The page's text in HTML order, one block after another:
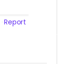
Report